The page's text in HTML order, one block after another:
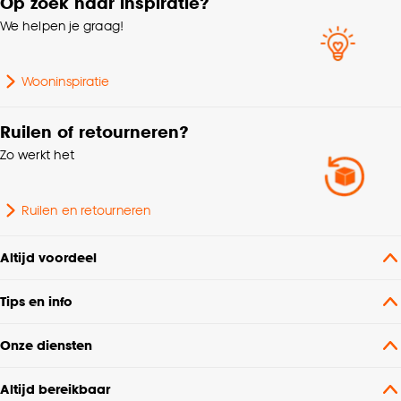
Coupage, Enkele plooi
Samenstelling
Breedte
Machinewas 30º, Niet in
de droogtrommel, Strijken
Soort stof
We helpen je graag!
Wooninspiratie
Ruilen of retourneren?
Zo werkt het
Ruilen en retourneren
Altijd voordeel
Tips en info
Onze diensten
Altijd bereikbaar